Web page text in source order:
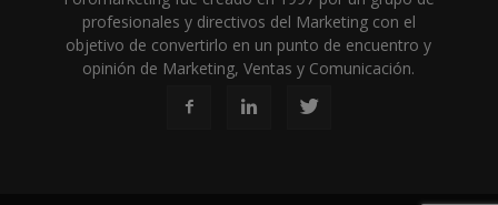
profesionales y directivos del Marketing con el
objetivo de convertirlo en un punto de encuentro y
opinión de Marketing, Ventas y Comunicación.